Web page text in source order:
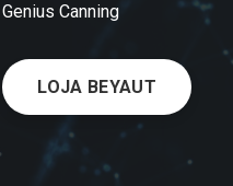
Genius Canning
LOJA BEYAUT